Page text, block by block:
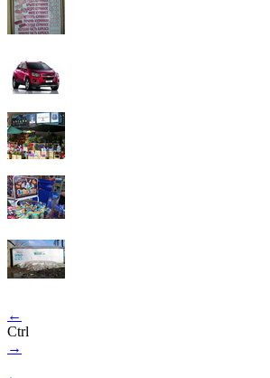
←
Ctrl
→